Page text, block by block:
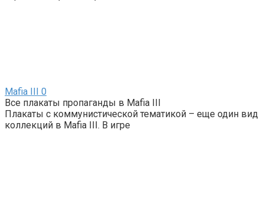
Mafia III 0
Все плакаты пропаганды в Mafia III
Плакаты с коммунистической тематикой – еще один вид
коллекций в Mafia III. В игре